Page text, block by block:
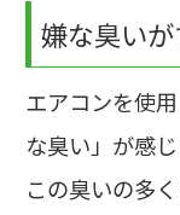
嫌な臭いが
エアコンを使
な臭い」が感
この臭いの多